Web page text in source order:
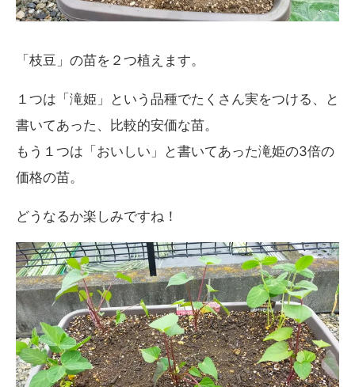
「枝豆」の苗を２つ植えます。
１つは「滝姫」という品種でたくさん実をつける、と
書いてあった、比較的安価な苗。
もう１つは「おいしい」と書いてあった滝姫の3倍の
価格の苗。
どうなるか楽しみですね！